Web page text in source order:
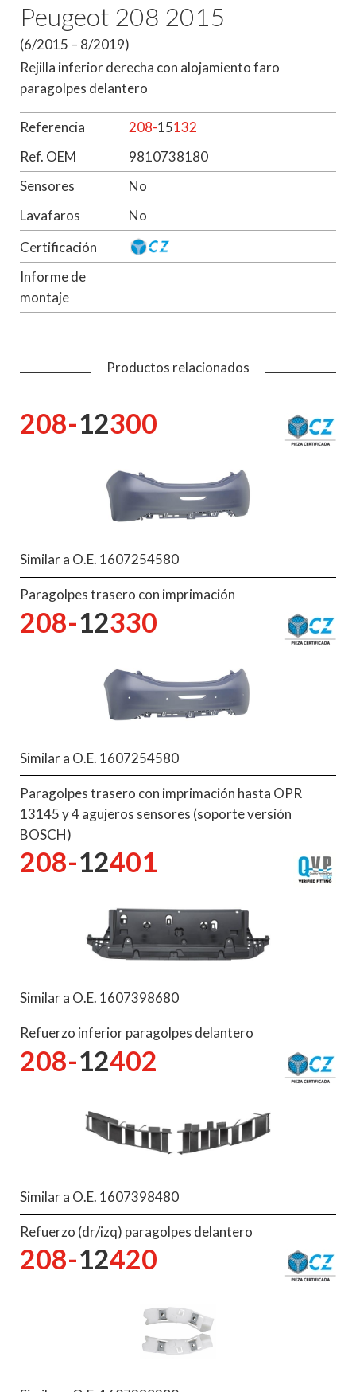
Peugeot 208 2015
(6/2015 – 8/2019)
Rejilla inferior derecha con alojamiento faro
paragolpes delantero
Referencia 208-15132
Ref. OEM
9810738180
Sensores
No
Lavafaros
No
Certificación
Informe de
montaje
Productos relacionados
208-12300
Similar a O.E. 1607254580
Paragolpes trasero con imprimación
208-12330
Similar a O.E. 1607254580
Paragolpes trasero con imprimación hasta OPR
13145 y 4 agujeros sensores (soporte versión
BOSCH)
208-12401
Similar a O.E. 1607398680
Refuerzo inferior paragolpes delantero
208-12402
Similar a O.E. 1607398480
Refuerzo (dr/izq) paragolpes delantero
208-12420